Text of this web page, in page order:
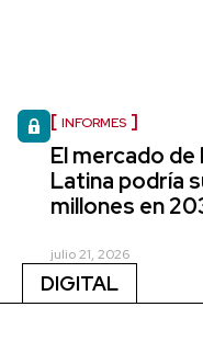
INFORMES
El mercado de
Latina podría
millones en
julio 21, 2026
DIGITAL